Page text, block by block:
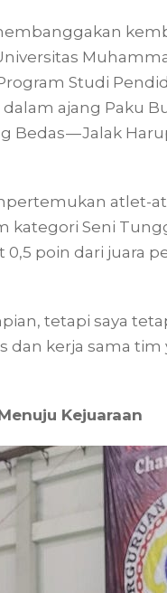
Studi
dalam ajang Paku
Bedas — Jalak
atlet-
kategori Seni
poin dari juara
tetapi saya
dan kerja sama
Kejuaraan